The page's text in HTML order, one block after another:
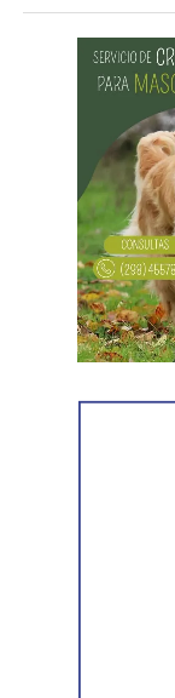
Desde Vialidad
próximas
reforzado con
camiones
el ritmo de
mantenimiento
Por otra parte,
sectores más